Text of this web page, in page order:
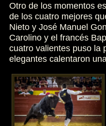
Otro de los momentos
de los cuatro mejores
Nieto y José Manuel
Carolino y el francés
cuatro valientes puso la
elegantes calentaron